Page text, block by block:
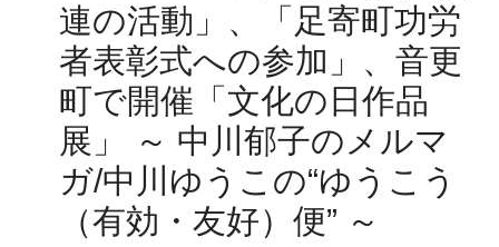
お約束
メルマガ
Facebook
アクセス
プライバシーポリシー
お問い合わせ
連の活動」、「足寄町功労
者表彰式への参加」、音更
町で開催「文化の日作品
展」 ～ 中川郁子のメルマ
ガ/中川ゆうこの“ゆうこう
（有効・友好）便” ～